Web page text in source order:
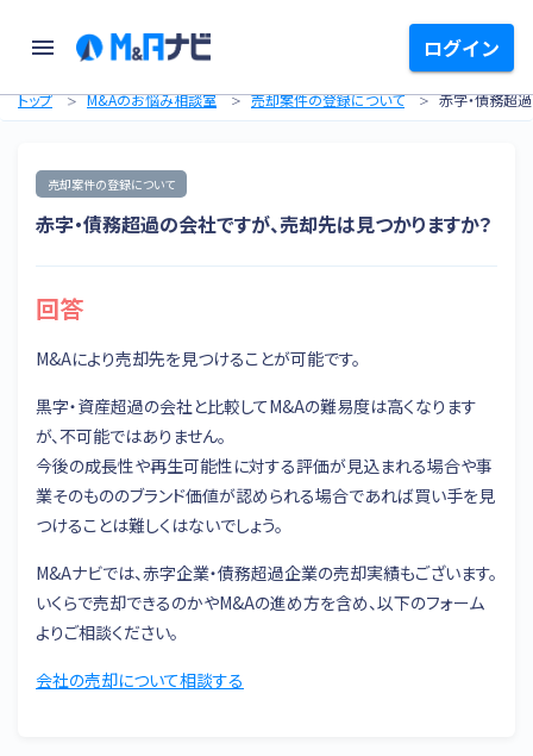
ログイン
トップ M&Aのお悩み相談室 売却案件の登録について 赤字・債務超
売却案件の登録について
赤字・債務超過の会社ですが、売却先は見つかりますか？
回答
M&Aにより売却先を見つけることが可能です。
黒字・資産超過の会社と比較してM&Aの難易度は高くなります
が、不可能ではありません。
今後の成長性や再生可能性に対する評価が見込まれる場合や事
業そのもののブランド価値が認められる場合であれば買い手を見
つけることは難しくはないでしょう。
M&Aナビでは、赤字企業・債務超過企業の売却実績もございます。
いくらで売却できるのかやM&Aの進め方を含め、以下のフォーム
よりご相談ください。
会社の売却について相談する